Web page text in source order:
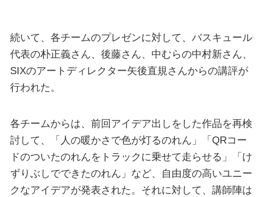
続いて、各チームのプレゼンに対して、バスキュール
代表の朴正義さん、後藤さん、中むらの中村新さん、
SIXのアートディレクター矢後直規さんからの講評が
行われた。
各チームからは、前回アイデア出しをした作品を再検
討して、「人の暖かさで色が灯るのれん」「QRコー
ドのついたのれんをトラックに乗せて走らせる」「け
ずりぶしでできたのれん」など、自由度の高いユニー
クなアイデアが発表された。それに対して、講師陣は